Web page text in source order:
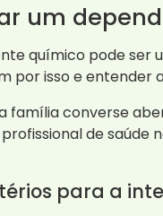
um
químico pode ser
por isso e entender
família converse
de
para a